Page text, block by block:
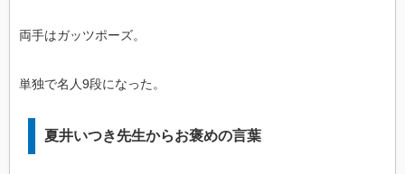
両手はガッツポーズ。
単独で名人9段になった。
夏井いつき先生からお褒めの言葉